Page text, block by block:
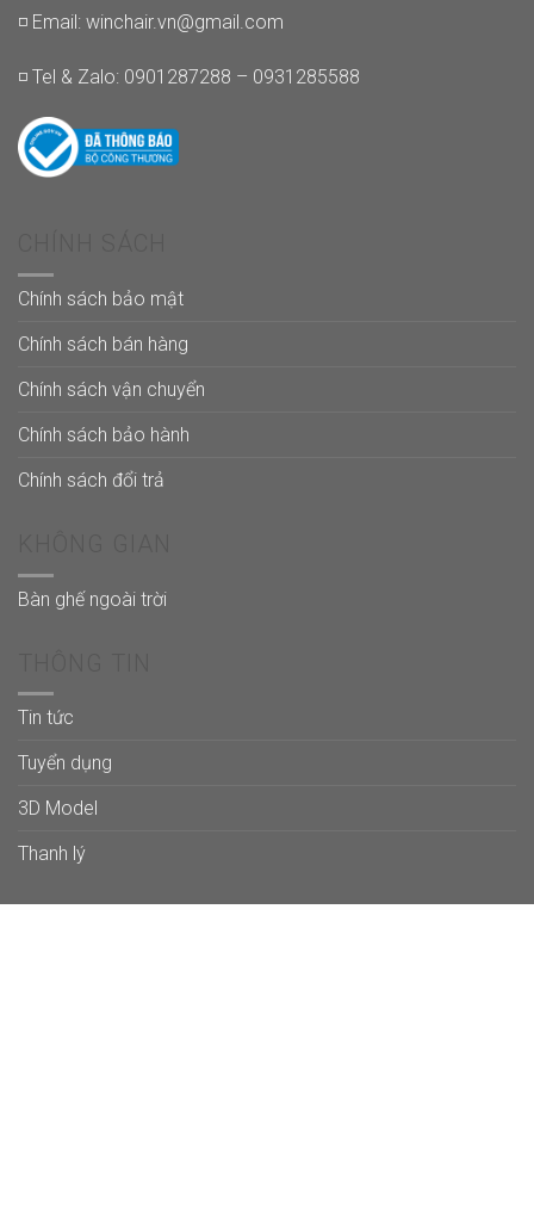
◽ Email: winchair.vn@gmail.com
◽ Tel & Zalo: 0901287288 – 0931285588
Chính sách bảo mật
Chính sách bán hàng
Chính sách vận chuyển
Chính sách bảo hành
Chính sách đổi trả
Bàn ghế ngoài trời
Tin tức
Tuyển dụng
3D Model
Thanh lý